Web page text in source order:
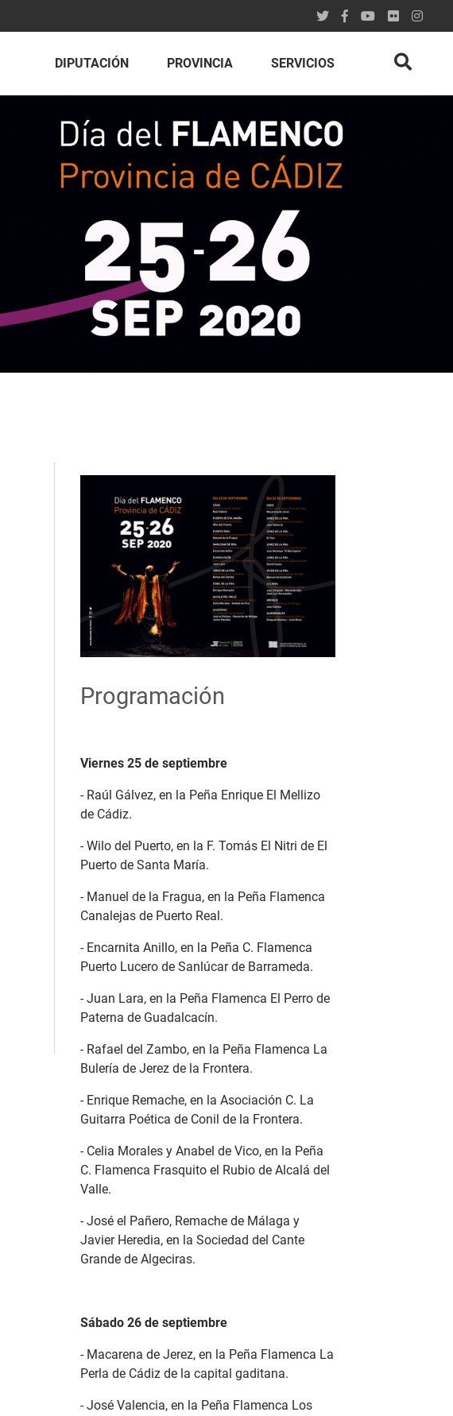
DIPUTACIÓN PROVINCIA SERVICIOS
Programación
Viernes 25 de septiembre
- Raúl Gálvez, en la Peña Enrique El Mellizo
de Cádiz.
- Wilo del Puerto, en la F. Tomás El Nitri de El
Puerto de Santa María.
- Manuel de la Fragua, en la Peña Flamenca
Canalejas de Puerto Real.
- Encarnita Anillo, en la Peña C. Flamenca
Puerto Lucero de Sanlúcar de Barrameda.
- Juan Lara, en la Peña Flamenca El Perro de
Paterna de Guadalcacín.
- Rafael del Zambo, en la Peña Flamenca La
Bulería de Jerez de la Frontera.
- Enrique Remache, en la Asociación C. La
Guitarra Poética de Conil de la Frontera.
- Celia Morales y Anabel de Vico, en la Peña
C. Flamenca Frasquito el Rubio de Alcalá del
Valle.
- José el Pañero, Remache de Málaga y
Javier Heredia, en la Sociedad del Cante
Grande de Algeciras.
Sábado 26 de septiembre
- Macarena de Jerez, en la Peña Flamenca La
Perla de Cádiz de la capital gaditana.
- José Valencia, en la Peña Flamenca Los